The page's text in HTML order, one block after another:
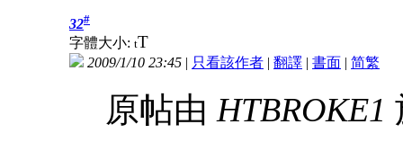
32#
字體大小: tT
2009/1/10 23:45 | 只看該作者 | 翻譯 | 書面 | 简繁
原帖由 HTBROKE1